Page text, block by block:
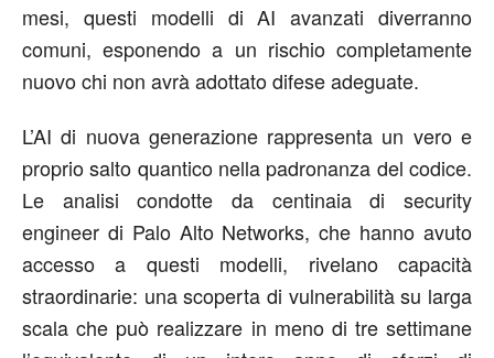
mesi, questi modelli diAI avanzati diverranno
comuni, esponendo a un rischio completamente
nuovo chi non avrà adottato difese adeguate.
L’AI di nuova generazione rappresenta un vero e
proprio salto quantico nella padronanza del codice.
Le analisi condotte da centinaia di security
engineer di Palo Alto Networks, che hanno avuto
accesso a questi modelli, rivelano capacità
straordinarie: unascoperta di vulnerabilità su larga
scala che può realizzare in meno di tre settimane